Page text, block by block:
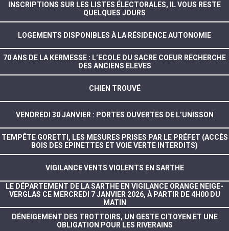
INSCRIPTIONS SUR LES LISTES ÉLECTORALES, IL VOUS RESTE
QUELQUES JOURS
LOGEMENTS DISPONIBLES À LA RÉSIDENCE AUTONOMIE
70 ANS DE LA KERMESSE : L’ECOLE DU SACRE COEUR RECHERCHE
DES ANCIENS ELEVES
CHIEN TROUVÉ
VENDREDI 30 JANVIER : PORTES OUVERTES DE L’UNISSON
TEMPÊTE GORETTI, LES MESURES PRISES PAR LE PRÉFET (ACCÈS
BOIS DES EPINETTES ET VOIE VERTE INTERDITS)
VIGILANCE VENTS VIOLENTS EN SARTHE
LE DÉPARTEMENT DE LA SARTHE EN VIGILANCE ORANGE NEIGE-
VERGLAS CE MERCREDI 7 JANVIER 2026, À PARTIR DE 4H00 DU
MATIN
DÉNEIGEMENT DES TROTTOIRS, UN GESTE CITOYEN ET UNE
OBLIGATION POUR LES RIVERAINS